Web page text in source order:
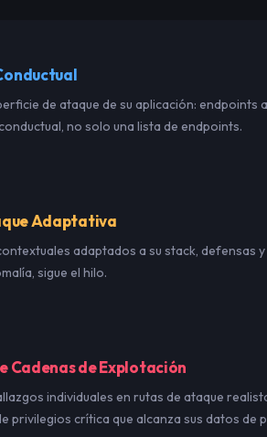
de ataque de su aplicación:
no solo una lista de endpoints.
Adaptativa
adaptados a su stack,
sigue el hilo.
Cadenas de Explotación
individuales en rutas de ataque
privilegios crítica que alcanza sus datos de